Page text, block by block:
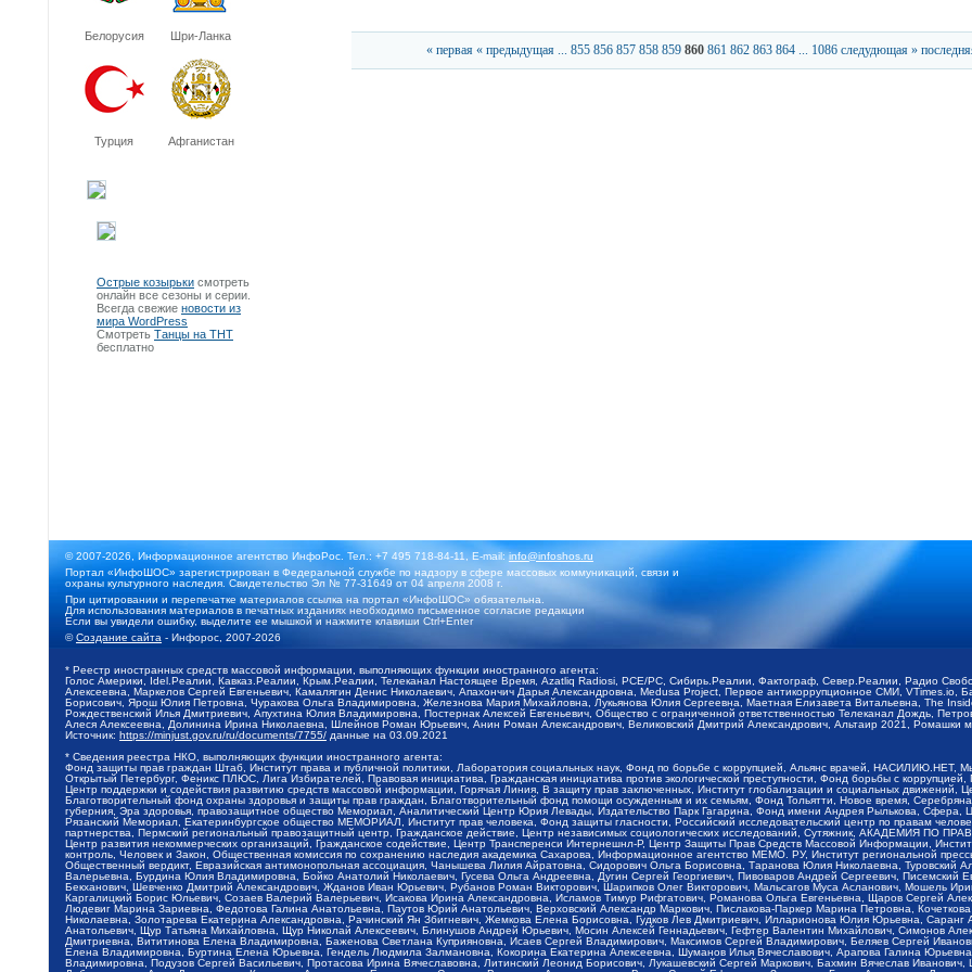
Белорусия Шри-Ланка
Турция Афганистан
Острые козырьки смотреть
онлайн все сезоны и серии.
Всегда свежие новости из
мира WordPress
Смотреть Танцы на ТНТ
бесплатно
« первая « предыдущая ... 855 856 857 858 859 860 861 862 863 864 ... 1086 следудющая »
© 2007-2026, Информационное агентство ИнфоРос. Тел.: +7 495 718-84-11, E-mail:info@infoshos.ru
Портал «ИнфоШОС» зарегистрирован в Федеральной службе по надзору в сфере массовых коммуникаций, связи и
охраны культурного наследия. Свидетельство Эл № 77-31649 от 04 апреля 2008 г.
При цитировании и перепечатке материалов ссылка на портал «ИнфоШОС» обязательна.
Для использования материалов в печатных изданиях необходимо письменное согласие редакции
Если вы увидели ошибку, выделите ее мышкой и нажмите клавиши Ctrl+Enter
©Создание сайта - Инфорос, 2007-2026
* Реестр иностранных средств массовой информации, выполняющих функции иностранного агента:
Голос Америки, Idel.Реалии, Кавказ.Реалии, Крым.Реалии, Телеканал Настоящее Время, Azatliq Radiosi, PCE/PC, Сибирь.Реалии, Фактограф, Север.Реалии, Радио
Алексеевна, Маркелов Сергей Евгеньевич, Камалягин Денис Николаевич, Апахончич Дарья Александровна, Medusa Project, Первое антикоррупционное СМИ,
Борисович, Ярош Юлия Петровна, Чуракова Ольга Владимировна, Железнова Мария Михайловна, Лукьянова Юлия Сергеевна, Маетная Елизавета Витальевна, The
Рождественский Илья Дмитриевич, Апухтина Юлия Владимировна, Постернак Алексей Евгеньевич, Общество с ограниченной ответственностью Телеканал Дождь,
Алеся Алексеевна, Долинина Ирина Николаевна, Шлейнов Роман Юрьевич, Анин Роман Александрович, Великовский Дмитрий Александрович, Альтаир 2021, Ромашки
Источник: https://minjust.gov.ru/ru/documents/7755/ данные на 03.09.2021
* Сведения реестра НКО, выполняющих функции иностранного агента:
Фонд защиты прав граждан Штаб, Институт права и публичной политики, Лаборатория социальных наук, Фонд по борьбе с коррупцией, Альянс врачей,
Открытый Петербург, Феникс ПЛЮС, Лига Избирателей, Правовая инициатива, Гражданская инициатива против экологической преступности, Фонд борьбы с
Центр поддержки и содействия развитию средств массовой информации, Горячая Линия, В защиту прав заключенных, Институт глобализации и социальных
Благотворительный фонд охраны здоровья и защиты прав граждан, Благотворительный фонд помощи осужденным и их семьям, Фонд Тольятти, Новое время,
губерния, Эра здоровья, правозащитное общество Мемориал, Аналитический Центр Юрия Левады, Издательство Парк Гагарина, Фонд имени Андрея Рылькова,
Рязанский Мемориал, Екатеринбургское общество МЕМОРИАЛ, Институт прав человека, Фонд защиты гласности, Российский исследовательский центр по правам
партнерства, Пермский региональный правозащитный центр, Гражданское действие, Центр независимых социологических исследований, Сутяжник, АКАДЕМИЯ ПО
Центр развития некоммерческих организаций, Гражданское содействие, Центр Трансперенси Интернешнл-Р, Центр Защиты Прав Средств Массовой Информации,
контроль, Человек и Закон, Общественная комиссия по сохранению наследия академика Сахарова, Информационное агентство МЕМО. РУ, Институт региональной
Общественный вердикт, Евразийская антимонопольная ассоциация, Чанышева Лилия Айратовна, Сидорович Ольга Борисовна, Таранова Юлия Николаевна, Туровский
Валерьевна, Бурдина Юлия Владимировна, Бойко Анатолий Николаевич, Гусева Ольга Андреевна, Дугин Сергей Георгиевич, Пивоваров Андрей Сергеевич, Писемский
Бекханович, Шевченко Дмитрий Александрович, Жданов Иван Юрьевич, Рубанов Роман Викторович, Шарипков Олег Викторович, Мальсагов Муса Асланович, Мошель
Каргалицкий Борис Юльевич, Созаев Валерий Валерьевич, Исакова Ирина Александровна, Исламов Тимур Рифгатович, Романова Ольга Евгеньевна, Щаров Сергей
Людевиг Марина Зариевна, Федотова Галина Анатольевна, Паутов Юрий Анатольевич, Верховский Александр Маркович, Пислакова-Паркер Марина Петровна,
Николаевна, Золотарева Екатерина Александровна, Рачинский Ян Збигневич, Жемкова Елена Борисовна, Гудков Лев Дмитриевич, Илларионова Юлия Юрьевна,
Анатольевич, Щур Татьяна Михайловна, Щур Николай Алексеевич, Блинушов Андрей Юрьевич, Мосин Алексей Геннадьевич, Гефтер Валентин Михайлович, Симонов
Дмитриевна, Вититинова Елена Владимировна, Баженова Светлана Куприяновна, Исаев Сергей Владимирович, Максимов Сергей Владимирович, Беляев Сергей
Елена Владимировна, Буртина Елена Юрьевна, Гендель Людмила Залмановна, Кокорина Екатерина Алексеевна, Шуманов Илья Вячеславович, Арапова Галина
Владимировна, Подузов Сергей Васильевич, Протасова Ирина Вячеславовна, Литинский Леонид Борисович, Лукашевский Сергей Маркович, Бахмин Вячеслав